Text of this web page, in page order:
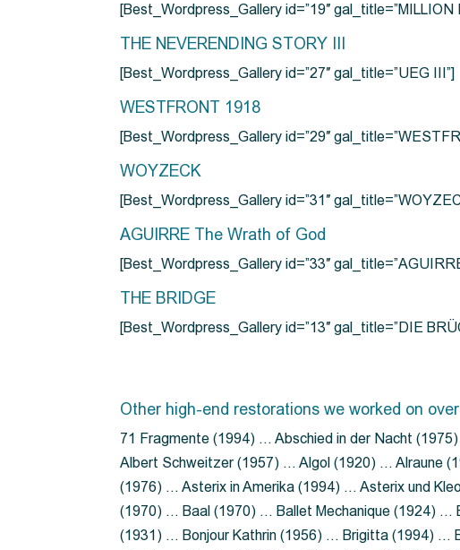
[Best_Wordpress_Gallery id=”19″ gal_title=”MILLION
THE NEVERENDING STORY III
[Best_Wordpress_Gallery id=”27″ gal_title=”UEG III”]
WESTFRONT 1918
[Best_Wordpress_Gallery id=”29″
WOYZECK
[Best_Wordpress_Gallery id=”31″
AGUIRRE The Wrath of God
[Best_Wordpress_Gallery id=”33″
THE BRIDGE
[Best_Wordpress_Gallery id=”13″ gal_title=”DIE
Other high-end restorations we worked on
71 Fragmente (1994) … Abschied in der Nacht
Albert Schweitzer (1957) … Algol (1920) … Alraune
(1976) … Asterix in Amerika (1994) … Asterix und
(1970) … Baal (1970) … Ballet Mechanique (1924)
(1931) … Bonjour Kathrin (1956) … Brigitta (1994) …